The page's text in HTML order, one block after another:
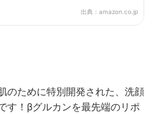
出典： amazon.co.jp
のために特別開発された、洗顔
す！βグルカンを最先端のリポ